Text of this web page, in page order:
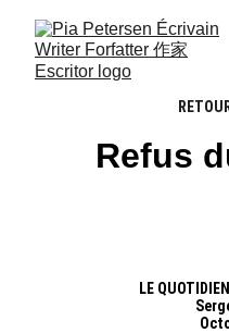
Refus
LE